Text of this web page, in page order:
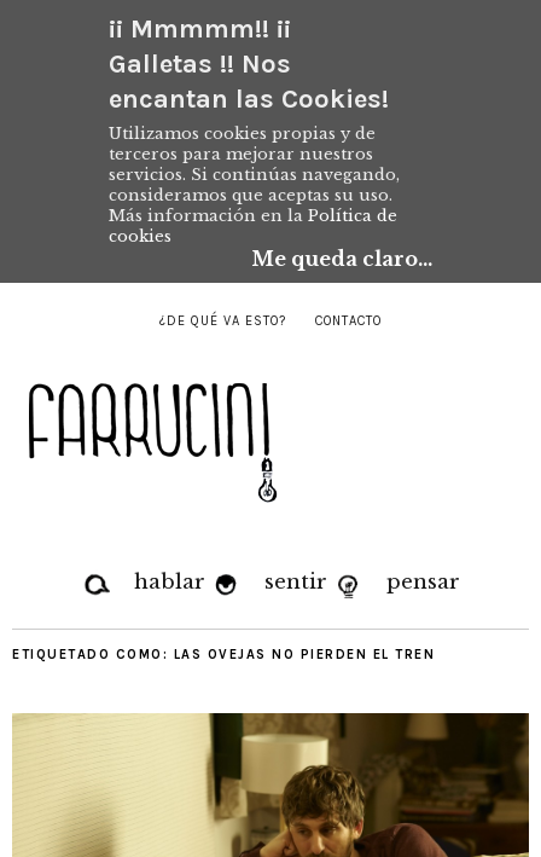
¡¡ Mmmmm!! ¡¡
Galletas !! Nos
encantan las Cookies!
Utilizamos cookies propias y de
terceros para mejorar nuestros
servicios. Si continúas navegando,
consideramos que aceptas su uso.
Más información en la Política de
cookies
Me queda claro...
¿DE QUÉ VA ESTO? CONTACTO
hablar sentir pensar
ETIQUETADO COMO: LAS OVEJAS NO PIERDEN EL TREN